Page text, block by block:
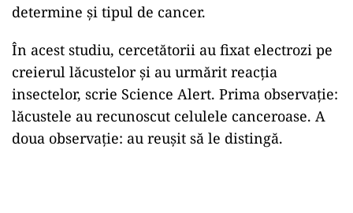
determine și tipul de cancer.
În acest studiu, cercetătorii au fixat electrozi pe
creierul lăcustelor și au urmărit reacția
insectelor, scrie Science Alert. Prima observație:
lăcustele au recunoscut celulele canceroase. A
doua observație: au reușit să le distingă.